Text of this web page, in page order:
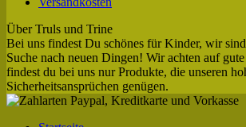
Über Truls und Trine
Bei uns findest Du schönes für Kinder, wir
Suche nach neuen Dingen! Wir achten auf
findest du bei uns nur Produkte, die unseren
Sicherheitsansprüchen genügen.